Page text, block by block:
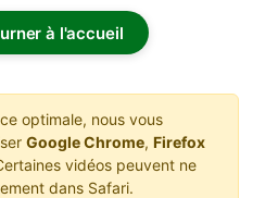
à l'accueil
optimale, nous vous
Google Chrome, Firefox
vidéos peuvent ne
dans Safari.